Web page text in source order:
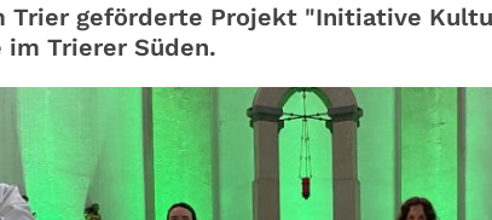
Trier geförderte Projekt "Initiative
im Trierer Süden.